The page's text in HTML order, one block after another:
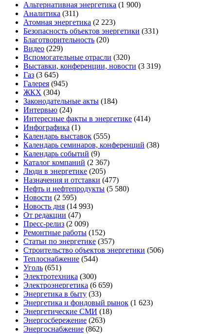
Альтернативная энергетика (1 900)
Аналитика (311)
Атомная энергетика (2 223)
Безопасность объектов энергетики (331)
Благотворительность (20)
Видео (229)
Вспомогательные отрасли (320)
Выставки, конференции, новости (3 319)
Газ (3 645)
Галерея (945)
ЖКХ (304)
Законодательные акты (184)
Интервью (24)
Интересные факты в энергетике (414)
Инфографика (1)
Календарь выставок (555)
Календарь семинаров, конференций (38)
Календарь событий (9)
Каталог компаний (2 367)
Люди в энергетике (205)
Назначения и отставки (477)
Нефть и нефтепродукты (5 580)
Новости (2 595)
Новость дня (14 993)
От редакции (47)
Пресс-релиз (2 009)
Ремонтные работы (152)
Статьи по энергетике (357)
Строительство объектов энергетики (506)
Теплоснабжение (544)
Уголь (651)
Электротехника (300)
Электроэнергетика (6 659)
Энергетика в быту (33)
Энергетика и фондовый рынок (1 623)
Энергетические СМИ (18)
Энергосбережение (263)
Энергоснабжение (862)